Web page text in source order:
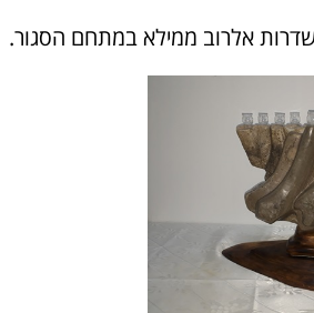
אלרוב ממילא במתחם הסגור.